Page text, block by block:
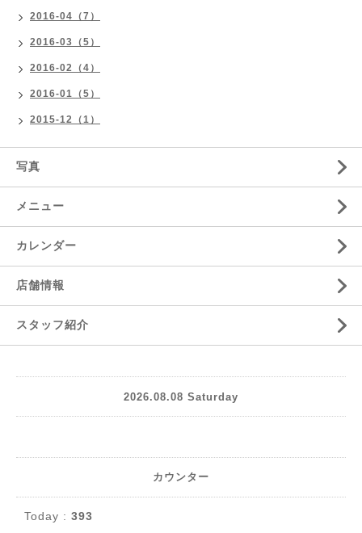
2016-04（7）
2016-03（5）
2016-02（4）
2016-01（5）
2015-12（1）
写真
メニュー
カレンダー
店舗情報
スタッフ紹介
2026.08.08 Saturday
カウンター
Today : 393